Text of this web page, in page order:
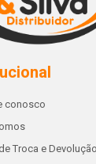
conosco
Troca e Devolução